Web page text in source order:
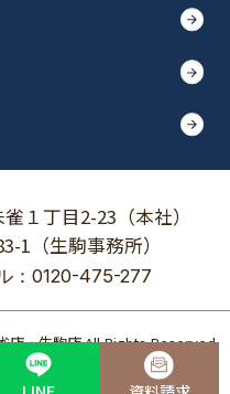
１丁目2-23（本社）
1（生駒事務所）
：0120-475-277
店・生駒店 All Rights Reserved.
護方針